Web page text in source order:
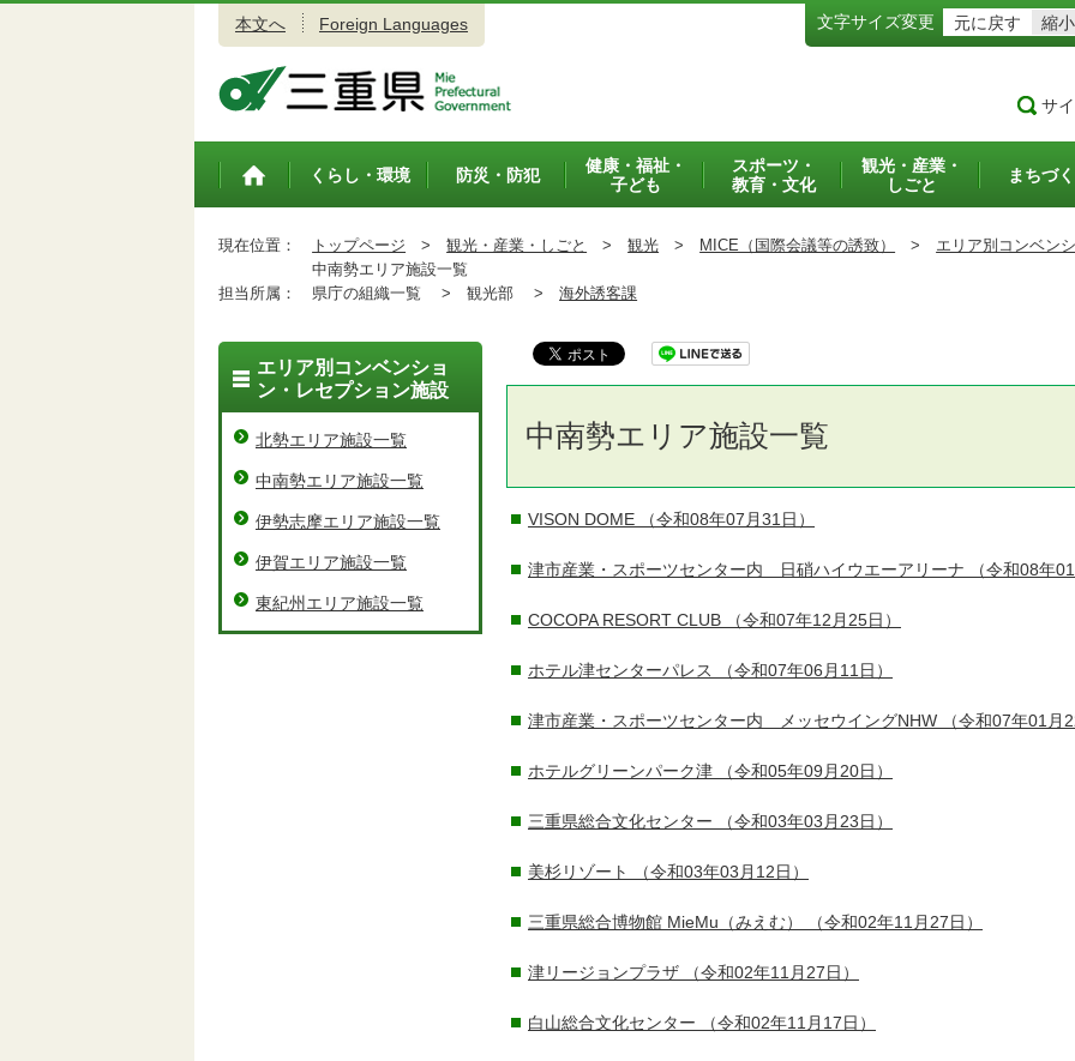
本文へ Foreign Languages 文字サイズ変更 元に戻す 縮小
サ
トップペ
くらし・環境 防災・防犯
健康・福祉・
子ども
スポーツ・
教育・文化
観光・産業・
しごと
まちづ
現在位置： トップページ > 観光・産業・しごと > 観光 > MICE（国際会議等の誘致） > エリア別コンベン
中南勢エリア施設一覧
担当所属：
県庁の組織一覧 > 観光部 > 海外誘客課
中南勢エリア施設一覧
VISON DOME （令和08年07月31日）
津市産業・スポーツセンター内 日硝ハイウエーアリーナ （令和08年
COCOPA RESORT CLUB （令和07年12月25日）
ホテル津センターパレス （令和07年06月11日）
津市産業・スポーツセンター内 メッセウイングNHW （令和07年01月
ホテルグリーンパーク津 （令和05年09月20日）
三重県総合文化センター （令和03年03月23日）
美杉リゾート （令和03年03月12日）
三重県総合博物館 MieMu（みえむ） （令和02年11月27日）
津リージョンプラザ （令和02年11月27日）
白山総合文化センター （令和02年11月17日）
エリア別コンベンショ
ン・レセプション施設
北勢エリア施設一覧
中南勢エリア施設一覧
伊勢志摩エリア施設一覧
伊賀エリア施設一覧
東紀州エリア施設一覧